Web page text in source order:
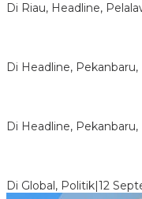
Di Riau, Headline,
Di Headline, Pekanbaru,
Di Headline, Pekanbaru,
Di Global, Politik|12